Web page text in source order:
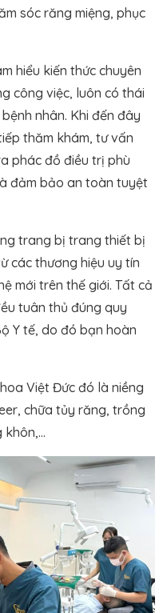
sóc răng miệng, phục
hiểu kiến thức chuyên
công việc, luôn có thái
nhân. Khi đến đây
thăm khám, tư vấn
phác đồ điều trị phù
đảm bảo an toàn tuyệt
trang bị trang thiết bị
các thương hiệu uy tín
mới trên thế giới. Tất cả
tuân thủ đúng quy
Y tế, do đó bạn hoàn
Việt Đức đó là niềng
chữa tủy răng, trồng
khôn,…